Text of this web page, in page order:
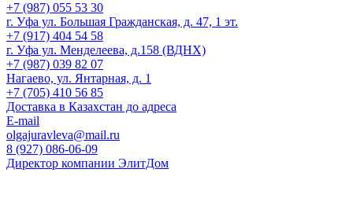
+7 (987) 055 53 30
г. Уфа ул. Большая Гражданская, д. 47, 1 эт.
+7 (917) 404 54 58
г. Уфа ул. Менделеева, д.158 (ВДНХ)
+7 (987) 039 82 07
Нагаево, ул. Янтарная, д. 1
+7 (705) 410 56 85
Доставка в Казахстан до адреса
E-mail
olgajuravleva@mail.ru
8 (927) 086-06-09
Директор компании ЭлитДом